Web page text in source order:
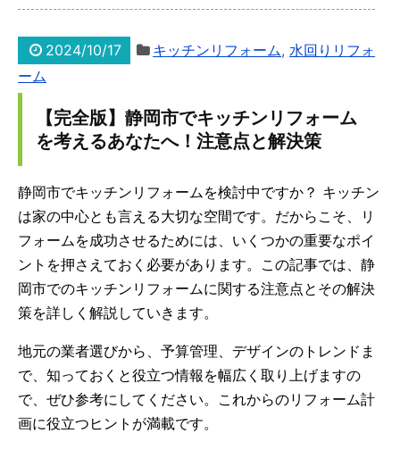
2024/10/17 キッチンリフォーム,水回りリフォ
ーム
【完全版】静岡市でキッチンリフォーム
を考えるあなたへ！注意点と解決策
静岡市でキッチンリフォームを検討中ですか？ キッチン
は家の中心とも言える大切な空間です。だからこそ、リ
フォームを成功させるためには、いくつかの重要なポイ
ントを押さえておく必要があります。この記事では、静
岡市でのキッチンリフォームに関する注意点とその解決
策を詳しく解説していきます。
地元の業者選びから、予算管理、デザインのトレンドま
で、知っておくと役立つ情報を幅広く取り上げますの
で、ぜひ参考にしてください。これからのリフォーム計
画に役立つヒントが満載です。